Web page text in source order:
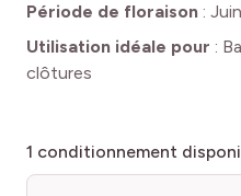
Période de floraison :
Utilisation idéale pour :
clôtures
1 conditionnement